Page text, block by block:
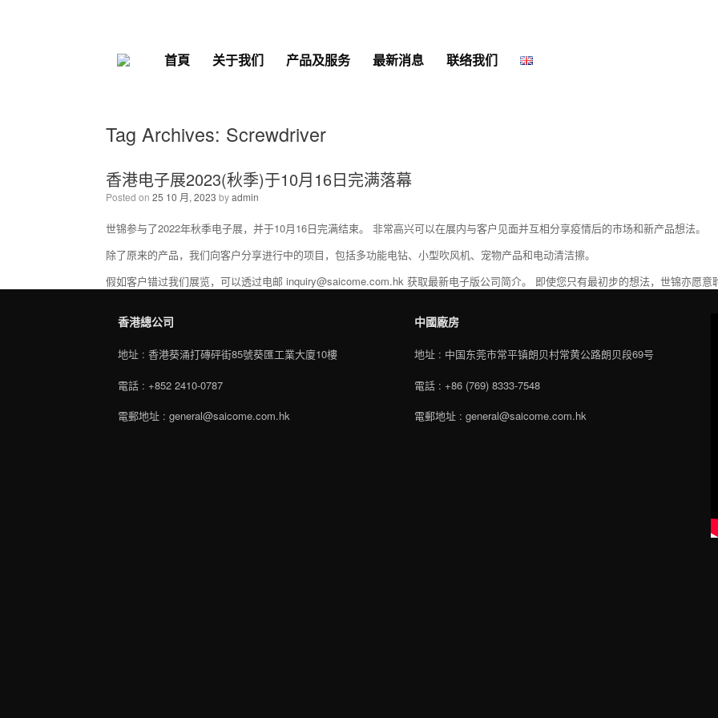
首頁 关于我们 产品及服务 最新消息 联络我们
Tag Archives: Screwdriver
香港电子展2023(秋季)于10月16日完满落幕
Posted on 25 10 月, 2023 byadmin
世锦参与了2022年秋季电子展，并于10月16日完满结束。 非常高兴可以在展内与客户见面并互相分享疫情后的市场和新产品想法。
除了原来的产品，我们向客户分享进行中的项目，包括多功能电钻、小型吹风机、宠物产品和电动清洁擦。
假如客户错过我们展览，可以透过电邮 inquiry@saicome.com.hk 获取最新电子版公司简介。 即使您只有最初步的想法，世锦亦愿意
香港總公司
地址 : 香港葵涌打磚砰街85號葵匯工業大廈10樓
電話 : +852 2410-0787
電郵地址 : general@saicome.com.hk
中國廠房
地址 : 中国东莞市常平镇朗贝村常黄公路朗贝段69号
電話 : +86 (769) 8333-7548
電郵地址 : general@saicome.com.hk